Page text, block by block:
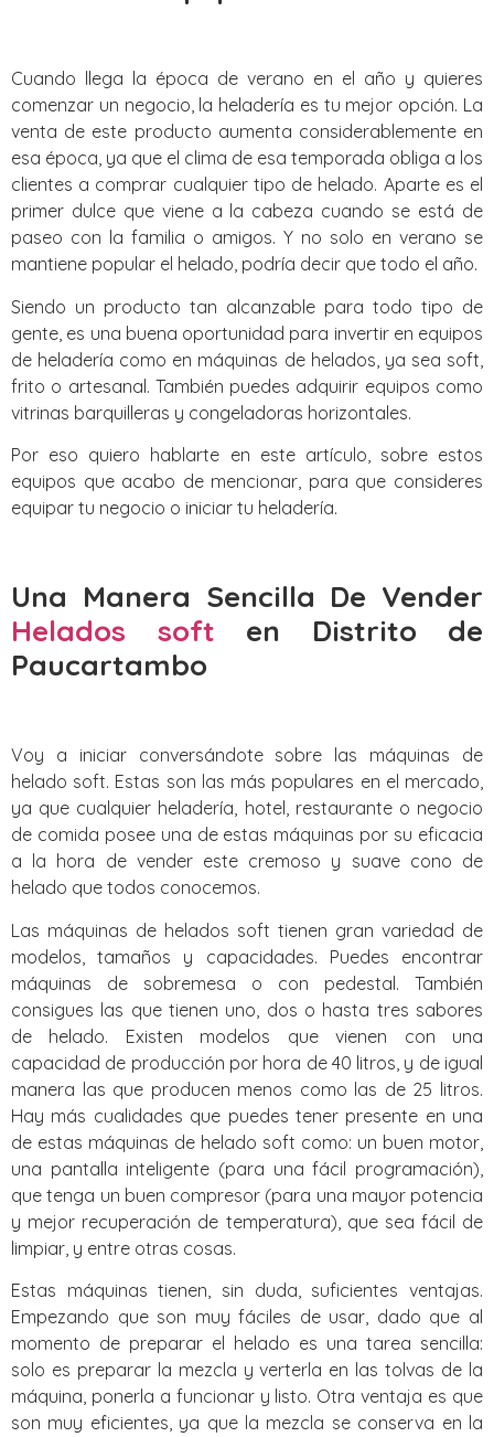
Cuando llega la época de verano en el año y quieres
comenzar un negocio, la heladería es tu mejor opción. La
venta de este producto aumenta considerablemente en
esa época, ya que el clima de esa temporada obliga a los
clientes a comprar cualquier tipo de helado. Aparte es el
primer dulce que viene a la cabeza cuando se está de
paseo con la familia o amigos. Y no solo en verano se
mantiene popular el helado, podría decir que todo el año.
Siendo un producto tan alcanzable para todo tipo de
gente, es una buena oportunidad para invertir en equipos
de heladería como en máquinas de helados, ya sea soft,
frito o artesanal. También puedes adquirir equipos como
vitrinas barquilleras y congeladoras horizontales.
Por eso quiero hablarte en este artículo, sobre estos
equipos que acabo de mencionar, para que consideres
equipar tu negocio o iniciar tu heladería.
Una Manera Sencilla De Vender
Helados soft en Distrito de
Paucartambo‎
Voy a iniciar conversándote sobre las máquinas de
helado soft. Estas son las más populares en el mercado,
ya que cualquier heladería, hotel, restaurante o negocio
de comida posee una de estas máquinas por su eficacia
a la hora de vender este cremoso y suave cono de
helado que todos conocemos.
Las máquinas de helados soft tienen gran variedad de
modelos, tamaños y capacidades. Puedes encontrar
máquinas de sobremesa o con pedestal. También
consigues las que tienen uno, dos o hasta tres sabores
de helado. Existen modelos que vienen con una
capacidad de producción por hora de 40 litros, y de igual
manera las que producen menos como las de 25 litros.
Hay más cualidades que puedes tener presente en una
de estas máquinas de helado soft como: un buen motor,
una pantalla inteligente (para una fácil programación),
que tenga un buen compresor (para una mayor potencia
y mejor recuperación de temperatura), que sea fácil de
limpiar, y entre otras cosas.
Estas máquinas tienen, sin duda, suficientes ventajas.
Empezando que son muy fáciles de usar, dado que al
momento de preparar el helado es una tarea sencilla:
solo es preparar la mezcla y verterla en las tolvas de la
máquina, ponerla a funcionar y listo. Otra ventaja es que
son muy eficientes, ya que la mezcla se conserva en la